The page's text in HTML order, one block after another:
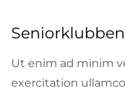
Seniorklubben
Ut enim ad minim
exercitation